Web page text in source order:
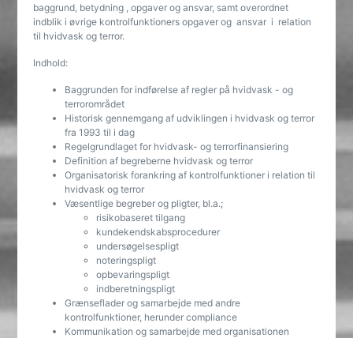
baggrund, betydning , opgaver og ansvar, samt overordnet
indblik i øvrige kontrolfunktioners opgaver og ansvar i relation
til hvidvask og terror.
Indhold:
Baggrunden for indførelse af regler på hvidvask - og
terrorområdet
Historisk gennemgang af udviklingen i hvidvask og terror
fra 1993 til i dag
Regelgrundlaget for hvidvask- og terrorfinansiering
Definition af begreberne hvidvask og terror
Organisatorisk forankring af kontrolfunktioner i relation til
hvidvask og terror
Væsentlige begreber og pligter, bl.a.;
risikobaseret tilgang
kundekendskabsprocedurer
undersøgelsespligt
noteringspligt
opbevaringspligt
indberetningspligt
Grænseflader og samarbejde med andre
kontrolfunktioner, herunder compliance
Kommunikation og samarbejde med organisationen